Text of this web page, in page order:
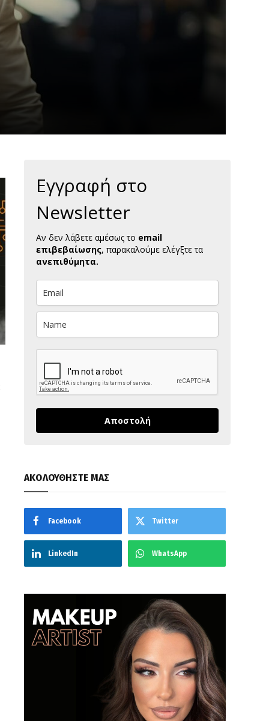
Εγγραφή στο
Newsletter
Αν δεν λάβετε αμέσως το email
επιβεβαίωσης, παρακαλούμε ελέγξτε τα
ανεπιθύμητα.
Αποστολή
ΑΚΟΛΟΥΘΗΣΤΕ ΜΑΣ
Facebook Twitter
LinkedIn WhatsApp